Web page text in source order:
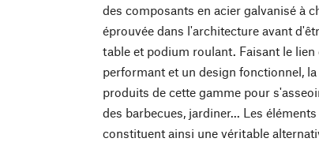
des composants en acier galvanisé à
éprouvée dans l'architecture avant
table et podium roulant. Faisant le
performant et un design fonctionnel,
produits de cette gamme pour
des barbecues, jardiner... Les
constituent ainsi une véritable